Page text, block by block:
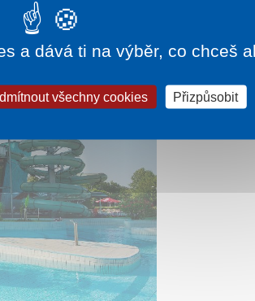
a dává ti na výběr, co chceš
všechny cookies Přizpůsobit